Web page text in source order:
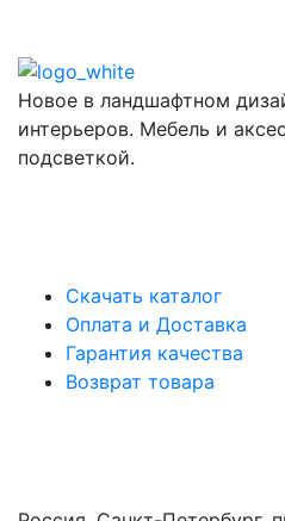
Новое в ландшафтном
интерьеров. Мебель и
подсветкой.
Скачать каталог
Оплата и Доставка
Гарантия качества
Возврат товара